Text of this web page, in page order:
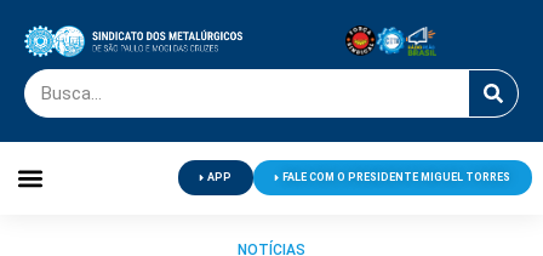
APP FALE COM O PRESIDENTE MIGUEL TORRES
NOTÍCIAS